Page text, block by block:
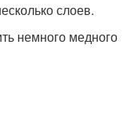
слоев.
немного медного